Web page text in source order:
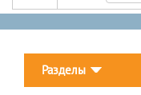
Разделы